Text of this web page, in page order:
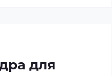
для